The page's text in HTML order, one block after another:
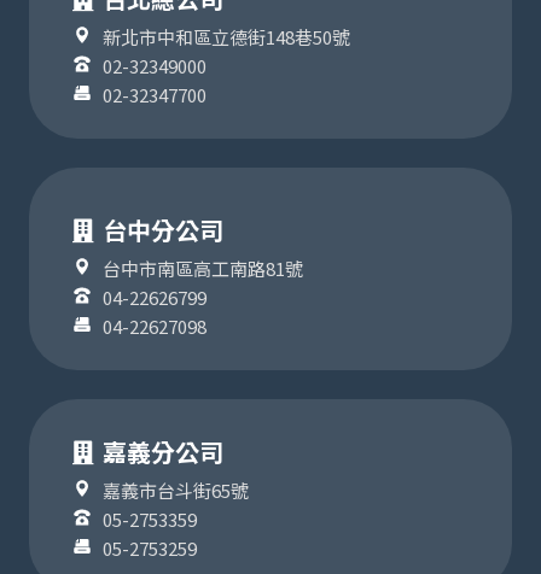
新北市中和區立德街148巷50號
02-32349000
02-32347700
台中分公司
台中市南區高工南路81號
04-22626799
04-22627098
嘉義分公司
嘉義市台斗街65號
05-2753359
05-2753259